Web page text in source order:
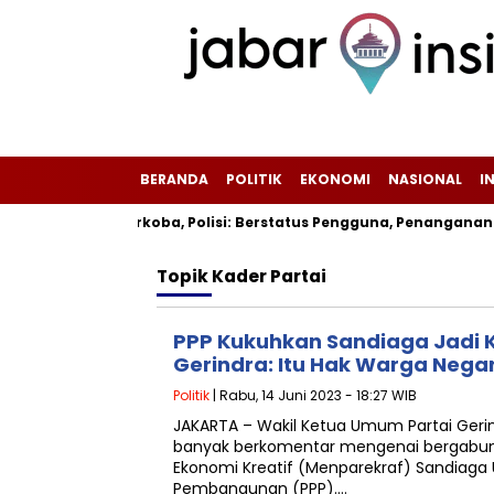
BERANDA POLITIK EKONOMI NASIONAL
Positif Narkoba, Polisi: Berstatus Pengguna, Penanganan
TopikKader Partai
PPP Kukuhkan Sandiaga Jadi
Gerindra: Itu Hak Warga
Politik | Rabu, 14 Juni 2023 - 18:27 WIB
JAKARTA – Wakil Ketua Umum Partai
banyak berkomentar mengenai
Ekonomi Kreatif (Menparekraf) Sandiaga
Pembangunan (PPP)….